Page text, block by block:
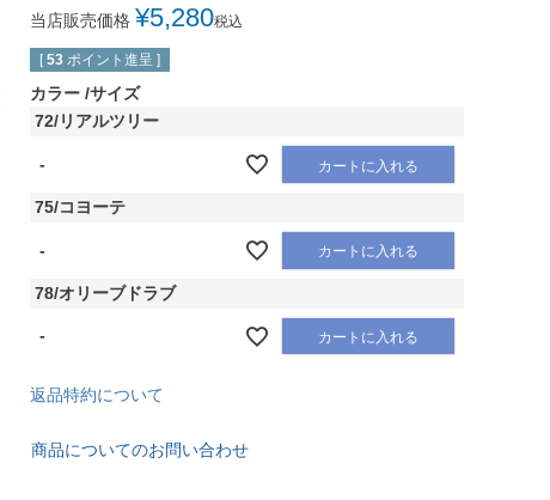
当店販売価格 ¥5,280税込
[ 53 ポイント進呈 ]
カラー サイズ
72/リアルツリー
- カートに入れる
75/コヨーテ
- カートに入れる
78/オリーブドラブ
- カートに入れる
返品特約について
商品についてのお問い合わせ